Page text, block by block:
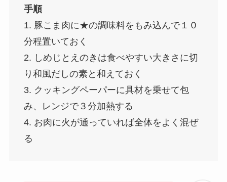
手順
1. 豚こま肉に★の調味料をもみ込んで１０
分程置いておく
2. しめじとえのきは食べやすい大きさに切
り和風だしの素と和えておく
3. クッキングペーパーに具材を乗せて包
み、レンジで３分加熱する
4. お肉に火が通っていれば全体をよく混ぜ
る